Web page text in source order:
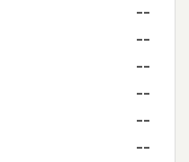
--
--
--
--
--
--